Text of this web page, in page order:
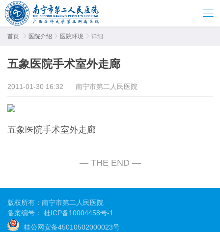
首页  医院介绍  医院环境  详细
五象医院手术室外走廊
2011-01-30 16:32 南宁市第二人民医院
五象医院手术室外走廊
版权所有：南宁市第二人民医院
备案编号：
桂ICP备10004458号-1
桂公网安备45010502000023号